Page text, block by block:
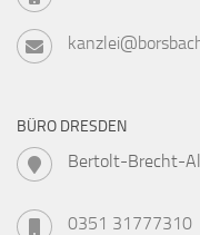
BÜRO DRESDEN
Bertolt-Brecht-
0351 31777310